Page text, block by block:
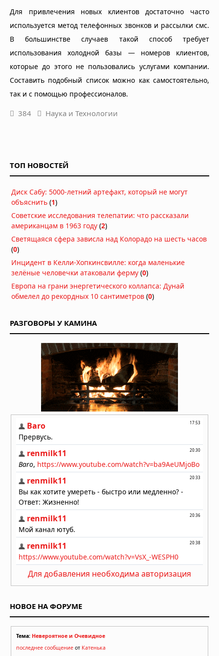
Для привлечения новых клиентов достаточно часто
используется метод телефонных звонков и рассылки смс.
В большинстве случаев такой способ требует
использования холодной базы — номеров клиентов,
которые до этого не пользовались услугами компании.
Составить подобный список можно как самостоятельно,
так и с помощью профессионалов.
384 Наука и Технологии
ТОП НОВОСТЕЙ
Диск Сабу: 5000-летний артефакт, который не могут
объяснить (1)
Советские исследования телепатии: что рассказали
американцам в 1963 году (2)
Светящаяся сфера зависла над Колорадо на шесть часов
(0)
Инцидент в Келли-Хопкинсвилле: когда маленькие
зелёные человечки атаковали ферму (0)
Европа на грани энергетического коллапса: Дунай
обмелел до рекордных 10 сантиметров (0)
РАЗГОВОРЫ У КАМИНА
Для добавления необходима авторизация
НОВОЕ НА ФОРУМЕ
Тема: Невероятное и Очевидное
последнее сообщение от Катенька